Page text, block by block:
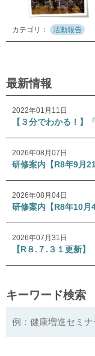
活動報告
最新情報
2022年01月11日
【３分でわかる！】
2026年08月07日
2026年08月04日
2026年07月31日
【R８.７.３１更新
キーワード検索